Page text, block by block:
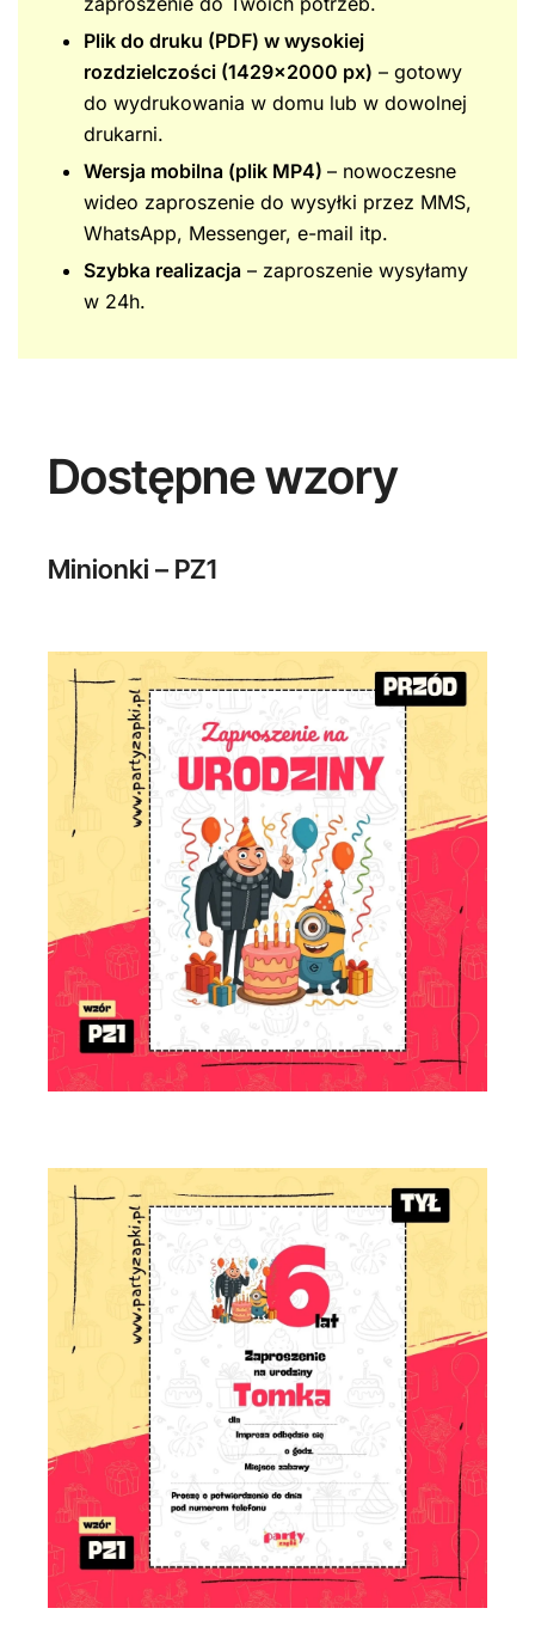
Plik do druku (PDF) w wysokiej
rozdzielczości (1429×2000 px) – gotowy
do wydrukowania w domu lub w dowolnej
drukarni.
Wersja mobilna (plik MP4) – nowoczesne
wideo zaproszenie do wysyłki przez MMS,
WhatsApp, Messenger, e-mail itp.
Szybka realizacja – zaproszenie wysyłamy
w 24h.
Dostępne wzory
Minionki – PZ1